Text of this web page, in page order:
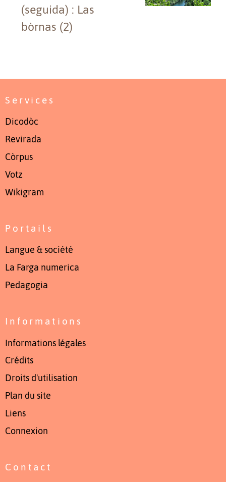
(seguida) : Las
bòrnas (2)
Services
Dicodòc
Revirada
Còrpus
Votz
Wikigram
Portails
Langue & société
La Farga numerica
Pedagogia
Informations
Informations légales
Crédits
Droits d'utilisation
Plan du site
Liens
Connexion
Contact